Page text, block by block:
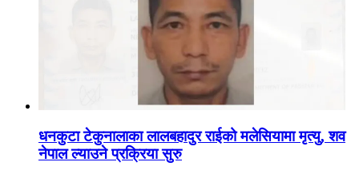
धनकुटा टेकुनालाका लालबहादुर राईको मलेसियामा मृत्यु, शव
नेपाल ल्याउने प्रक्रिया सुरु